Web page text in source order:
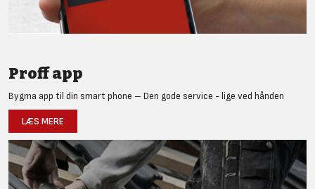
Proff app
Bygma app til din smart phone – Den gode service - lige ved hånden
LÆS MERE